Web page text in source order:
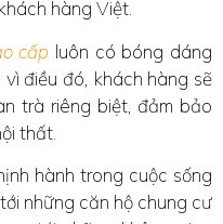
hàng Việt.
cấp luôn có bóng dáng
điều đó, khách hàng sẽ
trà riêng biệt, đảm bảo
thất.
hành trong cuộc sống
những căn hộ chung cư